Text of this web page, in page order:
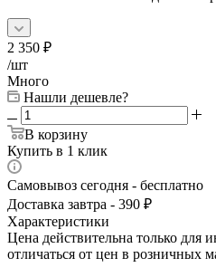
2 350 ₽
/шт
Много
Нашли дешевле?
В корзину
Купить в 1 клик
Самовывоз сегодня - бесплатно
Доставка завтра - 390 ₽
Характеристики
Цена действительна только для
отличаться от цен в розничных